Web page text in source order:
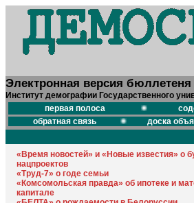
Электронная версия бюллетеня
Институт демографии Государственного
первая полоса
обратная связь
доска
«Время новостей» и «Новые известия» о
нацпроектов
«Труд-7» о годе семьи
«Комсомольская правда» об ипотеке и
капитале